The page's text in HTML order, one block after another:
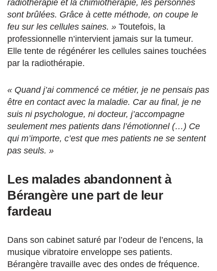
radiothérapie et la chimiothérapie, les personnes
sont brûlées. Grâce à cette méthode, on coupe le
feu sur les cellules saines. » Toutefois, la
professionnelle n’intervient jamais sur la tumeur.
Elle tente de régénérer les cellules saines touchées
par la radiothérapie.
« Quand j’ai commencé ce métier, je ne pensais pas
être en contact avec la maladie. Car au final, je ne
suis ni psychologue, ni docteur, j’accompagne
seulement mes patients dans l’émotionnel (…) Ce
qui m’importe, c’est que mes patients ne se sentent
pas seuls. »
Les malades abandonnent à
Bérangère une part de leur
fardeau
Dans son cabinet saturé par l’odeur de l’encens, la
musique vibratoire enveloppe ses patients.
Bérangère travaille avec des ondes de fréquence.